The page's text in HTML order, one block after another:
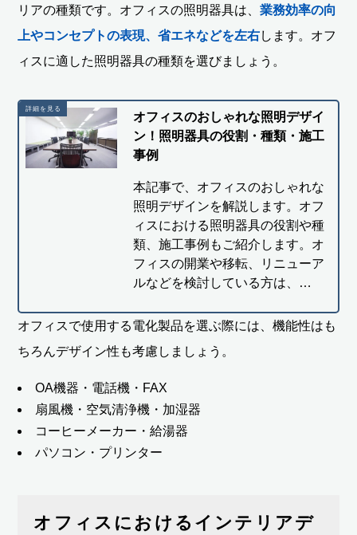
リアの種類です。オフィスの照明器具は、業務効率の向
上やコンセプトの表現、省エネなどを左右します。オフ
ィスに適した照明器具の種類を選びましょう。
オフィスのおしゃれな照明デザイ
ン！照明器具の役割・種類・施工
事例
本記事で、オフィスのおしゃれな
照明デザインを解説します。オフ
ィスにおける照明器具の役割や種
類、施工事例もご紹介します。オ
フィスの開業や移転、リニューア
ルなどを検討している方は、…
オフィスで使用する電化製品を選ぶ際には、機能性はも
ちろんデザイン性も考慮しましょう。
OA機器・電話機・FAX
扇風機・空気清浄機・加湿器
コーヒーメーカー・給湯器
パソコン・プリンター
オフィスにおけるインテリアデ